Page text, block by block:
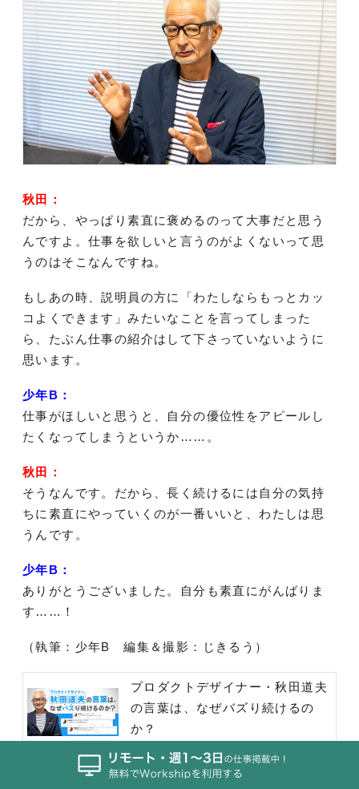
秋田：
だから、やっぱり素直に褒めるのって大事だと思う
んですよ。仕事を欲しいと言うのがよくないって思
うのはそこなんですね。
もしあの時、説明員の方に「わたしならもっとカッ
コよくできます」みたいなことを言ってしまった
ら、たぶん仕事の紹介はして下さっていないように
思います。
少年B：
仕事がほしいと思うと、自分の優位性をアピールし
たくなってしまうというか……。
秋田：
そうなんです。だから、長く続けるには自分の気持
ちに素直にやっていくのが一番いいと、わたしは思
うんです。
少年B：
ありがとうございました。自分も素直にがんばりま
す……！
（執筆：少年B 編集＆撮影：じきるう）
プロダクトデザイナー・秋田道夫
の言葉は、なぜバズり続けるの
か？
Workship MAGAZINE